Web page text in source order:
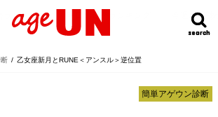
search
search
ランキング 明日の運勢ランキング 今週の運勢
乙女座新月とRUNE＜アンスル＞逆位置
簡単アゲウン診断